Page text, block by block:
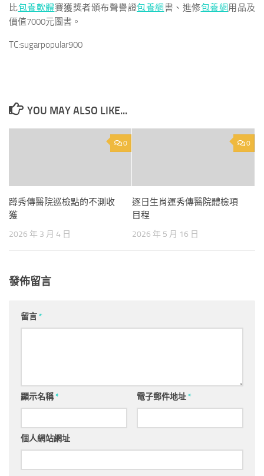
比包養軟體賽獲獎者頒布聲譽證包養網書、進修包養網用品及
價值7000元圖書。
TC:sugarpopular900
YOU MAY ALSO LIKE...
0
蹲秀傳醫院巡檢點的不測收
獲
2026 年 3 月 4 日
0
逐日生肖運秀傳醫院體檢項
目程
2026 年 5 月 16 日
發佈留言
留言*
顯示名稱* 電子郵件地址*
個人網站網址